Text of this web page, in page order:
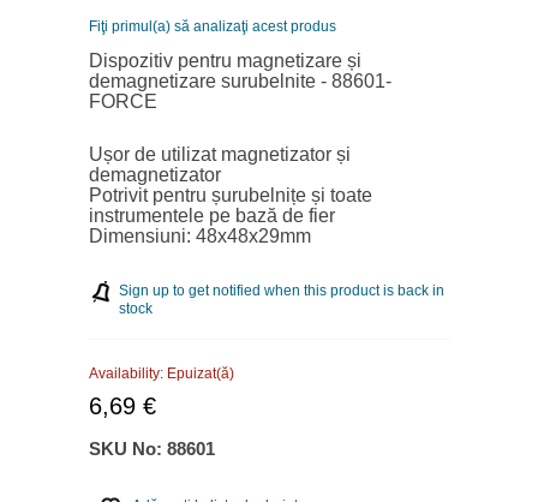
Fiţi primul(a) să analizaţi acest produs
Dispozitiv pentru magnetizare și
demagnetizare surubelnite - 88601-
FORCE
Ușor de utilizat magnetizator și
demagnetizator
Potrivit pentru șurubelnițe și toate
instrumentele pe bază de fier
Dimensiuni: 48x48x29mm
Sign up to get notified when this product is back in
stock
Availability: Epuizat(ă)
6,69 €
SKU No: 88601